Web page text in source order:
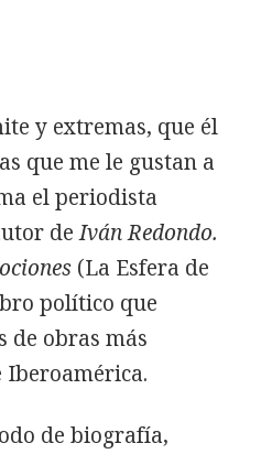
y extremas, que él
que me le gustan a
el periodista
deIván Redondo.
(La Esfera de
político que
de obras más
Iberoamérica.
de biografía,